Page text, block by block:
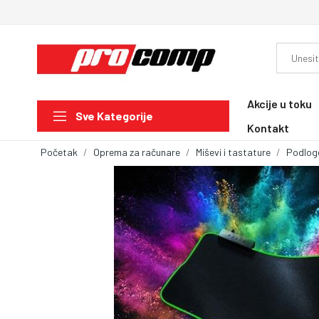
Sve Kategorije
Akcije u toku
Kontakt
Početak Oprema za računare Miševi i tastature